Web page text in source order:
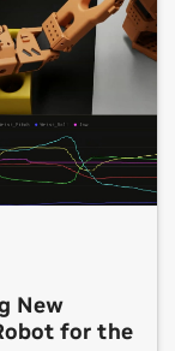
New
for the